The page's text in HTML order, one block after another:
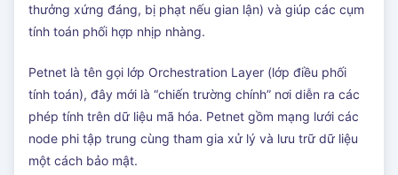
thưởng xứng đáng, bị phạt nếu gian lận) và giúp các cụm
tính toán phối hợp nhịp nhàng.
Petnet là tên gọi lớp Orchestration Layer (lớp điều phối
tính toán), đây mới là “chiến trường chính” nơi diễn ra các
phép tính trên dữ liệu mã hóa. Petnet gồm mạng lưới các
node phi tập trung cùng tham gia xử lý và lưu trữ dữ liệu
một cách bảo mật.